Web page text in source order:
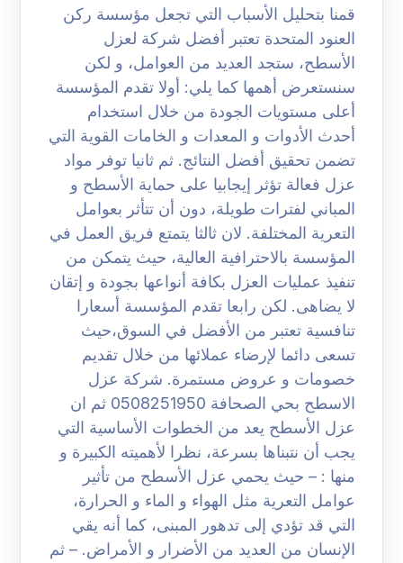
قمنا بتحليل الأسباب التي تجعل مؤسسة ركن
العنود المتحدة تعتبر أفضل شركة لعزل
الأسطح، ستجد العديد من العوامل، و لكن
سنستعرض أهمها كما يلي: أولا تقدم المؤسسة
أعلى مستويات الجودة من خلال استخدام
أحدث الأدوات و المعدات و الخامات القوية التي
تضمن تحقيق أفضل النتائج. ثم ثانيا توفر مواد
عزل فعالة تؤثر إيجابيا على حماية الأسطح و
المباني لفترات طويلة، دون أن تتأثر بعوامل
التعرية المختلفة. لان ثالثا يتمتع فريق العمل في
المؤسسة بالاحترافية العالية، حيث يتمكن من
تنفيذ عمليات العزل بكافة أنواعها بجودة و إتقان
لا يضاهى. لكن رابعا تقدم المؤسسة أسعارا
تنافسية تعتبر من الأفضل في السوق،حيث
تسعى دائما لإرضاء عملائها من خلال تقديم
خصومات و عروض مستمرة. شركة عزل
الاسطح بحي الصحافة 0508251950 ثم ان
عزل الأسطح يعد من الخطوات الأساسية التي
يجب أن نتبناها بسرعة، نظرا لأهميته الكبيرة و
منها : – حيث يحمي عزل الأسطح من تأثير
عوامل التعرية مثل الهواء و الماء و الحرارة،
التي قد تؤدي إلى تدهور المبنى، كما أنه يقي
الإنسان من العديد من الأضرار و الأمراض. – ثم